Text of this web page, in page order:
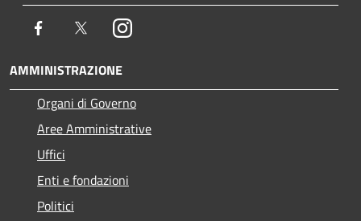
Facebook TwitterInstagram
AMMINISTRAZIONE
Organi di Governo
Aree Amministrative
Uffici
Enti e fondazioni
Politici